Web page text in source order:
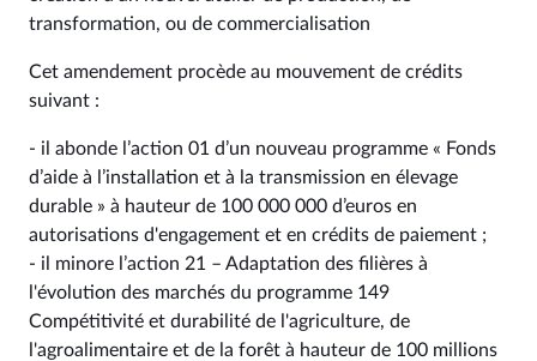
transformation, ou de commercialisation
Cet amendement procède au mouvement de crédits
suivant :
- il abonde l’action 01 d’un nouveau programme « Fonds
d’aide à l’installation et à la transmission en élevage
durable » à hauteur de 100 000 000 d’euros en
autorisations d'engagement et en crédits de paiement ;
- il minore l’action 21 – Adaptation des filières à
l'évolution des marchés du programme 149
Compétitivité et durabilité de l'agriculture, de
l'agroalimentaire et de la forêt à hauteur de 100 millions